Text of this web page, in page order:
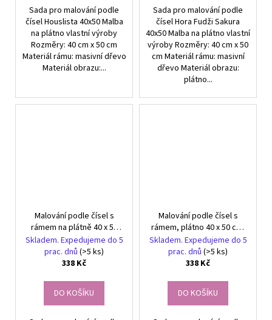
Sada pro malování podle
čísel Houslista 40x50 Malba
na plátno vlastní výroby
Rozměry: 40 cm x 50 cm
Materiál rámu: masivní dřevo
Materiál obrazu:...
Sada pro malování podle
čísel Hora Fudži Sakura
40x50 Malba na plátno vlastní
výroby Rozměry: 40 cm x 50
cm Materiál rámu: masivní
dřevo Materiál obrazu:
plátno...
Malování podle čísel s
rámem na plátně 40 x 50
cm Dvě koťata v zahradě
Skladem. Expedujeme do 5
prac. dnů (>5 ks)
338 Kč
DO KOŠÍKU
Malování podle čísel s
rámem, plátno 40 x 50 cm,
Barevné kotě s motýlem
Skladem. Expedujeme do 5
prac. dnů (>5 ks)
338 Kč
DO KOŠÍKU